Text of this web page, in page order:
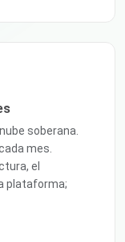
soberana.
mes.
el
plataforma;